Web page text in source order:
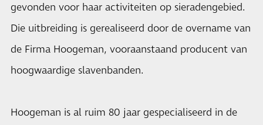
gevonden voor haar activiteiten op sieradengebied.
Die uitbreiding is gerealiseerd door de overname van
de Firma Hoogeman, vooraanstaand producent van
hoogwaardige slavenbanden.
Hoogeman is al ruim 80 jaar gespecialiseerd in de